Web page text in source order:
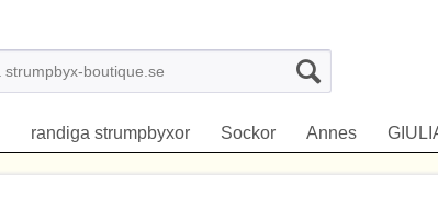
randiga strumpbyxor Sockor Annes